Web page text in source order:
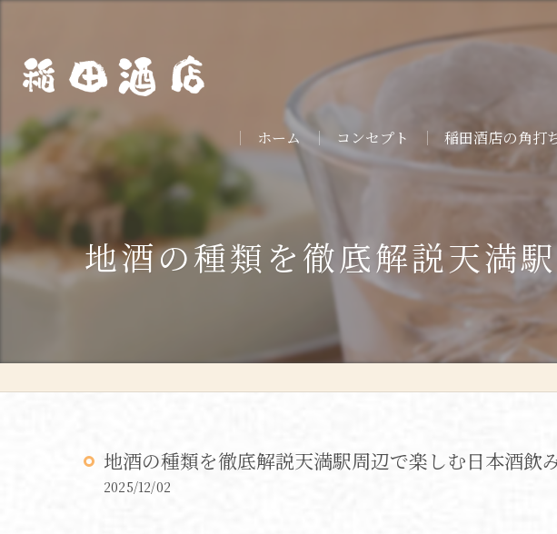
ホーム コンセプト 稲田酒店の角打
地酒の種類を徹底解説天満
地酒の種類を徹底解説天満駅周辺で楽しむ日本酒飲
2025/12/02